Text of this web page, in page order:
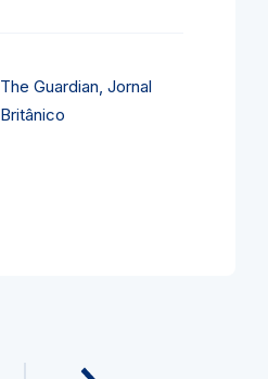
The Guardian, Jornal
Britânico